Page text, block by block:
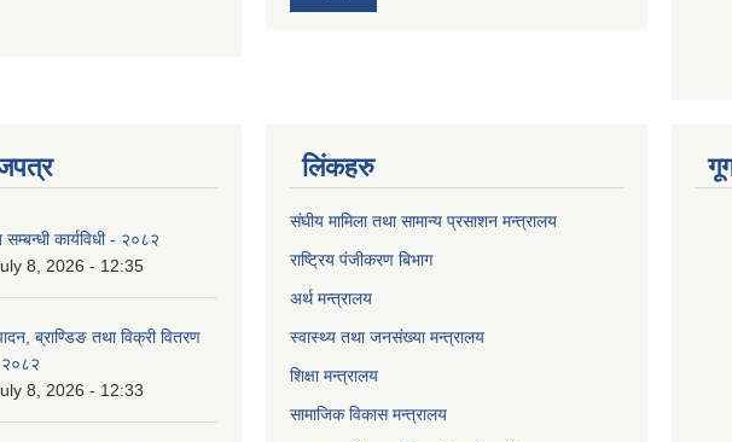
कार्यविधी - २०८२
8, 2026 - 12:35
ब्राण्डिङ तथा विक्री वितरण
२०८२
8, 2026 - 12:33
लिंकहरु
संघीय मामिला तथा सामान्य प्रसाशन मन्त्रालय
राष्ट्रिय पंजीकरण बिभाग
अर्थ मन्त्रालय
स्वास्थ्य तथा जनसंख्या मन्त्रालय
शिक्षा मन्त्रालय
सामाजिक विकास मन्त्रालय